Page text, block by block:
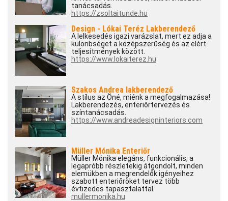
tanácsadás.
https://zsoltaitunde.hu
Design - Lókai Teréz Lakberendező
A lelkesedés igazi varázslat, mert ez adja a
különbséget a középszerűség és az elért
teljesítmények között.
https://www.lokaiterez.hu
Szakos Andrea lakberendező
A stílus az Öné, miénk a megfogalmazása!
Lakberendezés, enteriőrtervezés és
színtanácsadás.
https://www.andreadesigninteriors.com
Müller Mónika Enteriőr
Müller Mónika elegáns, funkcionális, a
legapróbb részletekig átgondolt, minden
elemükben a megrendelők igényeihez
szabott enteriőröket tervez több
évtizedes tapasztalattal.
mullermonika.hu